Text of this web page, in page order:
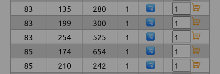
83
135 280
1
83
199 300
1
83
254 525
1
85
174 654
1
85
210 242
1